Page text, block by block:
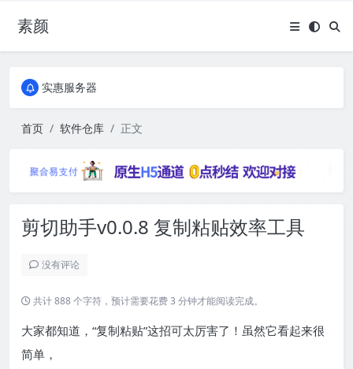
素颜
全国免费包邮流量卡
全国免费包邮流量卡
首页
软件仓库 正文
剪切助手v0.0.8 复制粘贴效率工具
没有评论
共计 888 个字符，预计需要花费 3 分钟才能阅读完成。
大家都知道，“复制粘贴”这招可太厉害了！虽然它看起来很
简单，